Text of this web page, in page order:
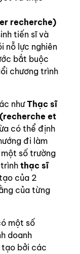
recherche)
tiến sĩ và
nỗ lực nghiên
bắt buộc
chương trình
nhưThạc sĩ
et
có thể định
đi làm
số trường
thạc sĩ
của 2
của từng
một số
doanh
tạo bởi các